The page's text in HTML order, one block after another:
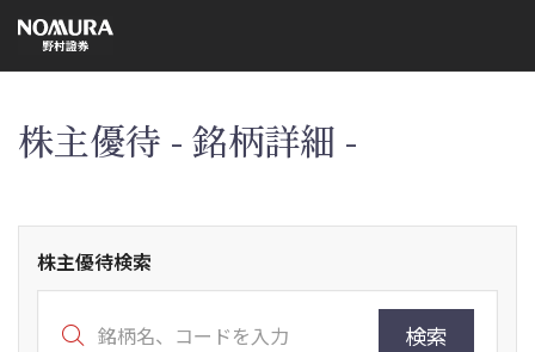
の
ー
株主優待 - 銘柄詳細 -
株主優待検索
検索